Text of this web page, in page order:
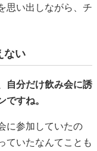
思い出しながら、チ
ない
自分だけ飲み会に誘
すね。
に参加していたの
ていたなんてことも